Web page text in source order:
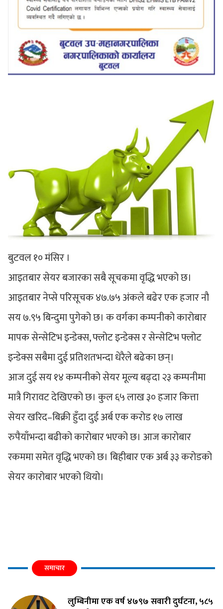
बुटवल १० मंसिर ।
आइतबार सेयर बजारका सबै सूचकमा वृद्धि भएको छ।
आइतबार नेप्से परिसूचक ४७.७५ अंकले बढेर एक हजार नौ
सय ७.९५ बिन्दुमा पुगेको छ। क वर्गका कम्पनीको कारोबार
मापक सेन्सेटिभ इन्डेक्स, फ्लोट इन्डेक्स र सेन्सेटिभ फ्लोट
इन्डेक्स सबैमा दुई प्रतिशतभन्दा धेरैले बढेका छन्।
आज दुई सय १४ कम्पनीको सेयर मूल्य बढ्दा २३ कम्पनीमा
मात्रै गिरावट देखिएको छ। कुल ६५ लाख ३० हजार कित्ता
सेयर खरिद–बिक्री हुँदा दुई अर्ब एक करोड १७ लाख
रुपैयाँभन्दा बढीको कारोबार भएको छ। आज कारोबार
रकममा समेत वृद्धि भएको छ। बिहीबार एक अर्ब ३३ करोडको
सेयर कारोबार भएको थियो।
समाचार
लुम्बिनीमा एक वर्ष ४७९७ सवारी दुर्घटना, ५८५